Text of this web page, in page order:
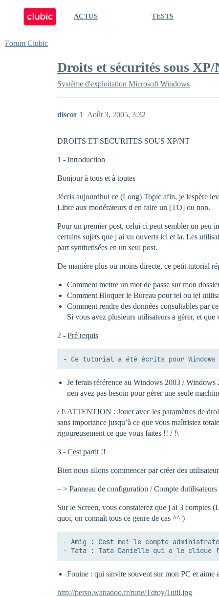
ACTUS TESTS
Forum Clubic
Droits et sécurités sous
Système d'exploitation Microsoft Windows
discor Août 3, 2005, 3:32
1
DROITS ET SECURITES SOUS XP/NT
1 - Introduction
Bonjour à tous et à toutes
Jécris aujourdhui ce (Long) Topic afin, je
Libre aux modérateurs d en faire un [TO] ou non.
Pour un premier post, celui ci peut sembler un peu
certains sujets que j ai vu ouverts ici et la. Les
part synthetisées en un seul post.
De manière plus ou moins directe, ce petit tutorial
Comment mettre un mot de passe sur mon
Comment Bloquer le Bureau pour tel ou tel
Comment rendre des données consultables par
Si vous avez plusieurs utilisateurs a gérer, et
2 - Pré requis
Je ferais référence au Windows 2003 / Windows
nen avez pas besoin pour gérer une seule
/ !\ ATTENTION : Jouer avec les paramètres de
sans importance jusqu’à ce que vous maîtrisiez
rigoureusement ce que vous faites !! / !\
3 - Cest partit !!
Bien nous allons commencer par créer des
– > Panneau de configuration / Compte
Sur le Screen, vous constaterez que j ai 3 comptes
quoi, on connaît tous ce genre de cas ^^ )
- Amig : Cest moi le compte
Fouine : qui sinvite souvent sur mon PC et
http://perso.wanadoo.fr/rune/Tdtoy/1util.jpg